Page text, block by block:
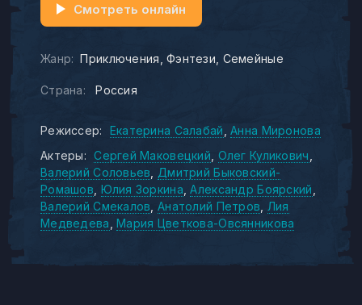
Жанр: Приключения Фэнтези Семейные
Страна: Россия
Смотреть онлайн
Режиссер: Екатерина Салабай Анна Миронова
Актеры:
Сергей Маковецкий
Олег Куликович
Валерий Соловьев
Дмитрий Быковский-
Ромашов Юлия Зоркина Александр Боярский
Валерий Смекалов Анатолий Петров
Лия
Медведева Мария Цветкова-Овсянникова